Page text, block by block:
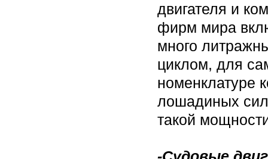
двигателя и
фирм мира
много
циклом, для
номенклатуре
лошадиных сил
такой